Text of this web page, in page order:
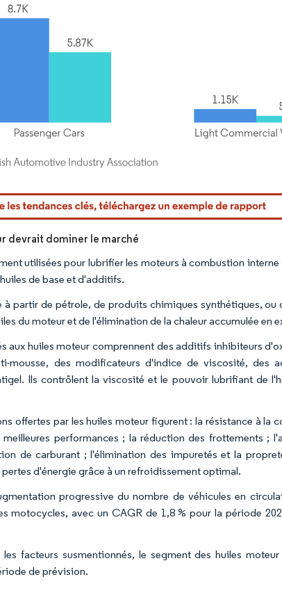
nécessite une attribution sous CC BY 4.0.
devrait dominer le marché
utilisées pour lubrifier les moteurs à combustion
de base et d'additifs.
à partir de pétrole, de produits chimiques synthétiques, ou
du moteur et de l'élimination de la chaleur accumulée en
aux huiles moteur comprennent des additifs inhibiteurs
mousse, des modificateurs d'indice de viscosité, des
Ils contrôlent la viscosité et le pouvoir lubrifiant de
offertes par les huiles moteur figurent : la résistance à la
performances ; la réduction des frottements ;
de carburant ; l'élimination des impuretés et la
d'énergie grâce à un refroidissement optimal.
progressive du nombre de véhicules en
motocycles, avec un CAGR de 1,8 % pour la période
facteurs susmentionnés, le segment des huiles
de prévision.